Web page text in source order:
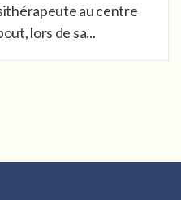
au centre
lors de sa...